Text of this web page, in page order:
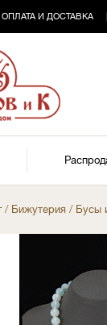
ОПЛАТА И ДОСТАВКА
/ Бижутерия / Бусы